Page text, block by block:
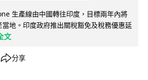
生產線由中國轉往印度，目標兩年內將
地。印度政府推出關稅豁免及稅務優惠延
文
分享